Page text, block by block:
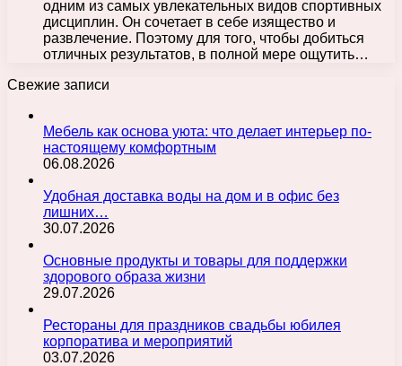
одним из самых увлекательных видов спортивных
дисциплин. Он сочетает в себе изящество и
развлечение. Поэтому для того, чтобы добиться
отличных результатов, в полной мере ощутить…
Свежие записи
Мебель как основа уюта: что делает интерьер по-
настоящему комфортным
06.08.2026
Удобная доставка воды на дом и в офис без
лишних…
30.07.2026
Основные продукты и товары для поддержки
здорового образа жизни
29.07.2026
Рестораны для праздников свадьбы юбилея
корпоратива и мероприятий
03.07.2026